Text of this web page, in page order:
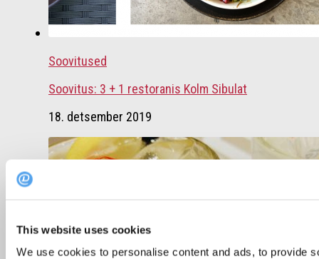
This website uses cookies
We use cookies to personalise content and ads, to provide
Soovitused
Soovitus: 3 + 1 restoranis Kolm Sibulat
18. detsember 2019